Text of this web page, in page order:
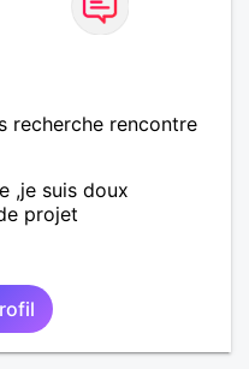
recherche rencontre
,je suis doux
projet